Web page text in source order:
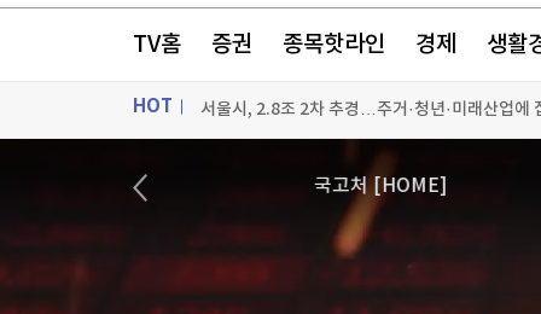
TV홈 증권 종목핫라인 경제 생활
HOT
'삼전닉스' 숨고르기…코스닥은 6%대 급등
서울시, 2.8조 2차 추경…주거·청년·미래산업에
레버리지 대책후 변동성지수 19%↓…5월후 처
이번주 전력수요 최대 96.7GW 예상…"안정적
[포토+] 박정민, '멋짐 가득한 모습~'
"나야, '흑백요리사' 시즌3"
ON AIR
머니팜 모닝라이브
굿모닝 작전
뉴스
국고처 [HOME]